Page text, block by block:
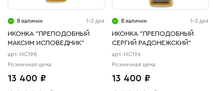
В наличии 1-2 дня
ИКОНКА "ПРЕПОДОБНЫЙ
МАКСИМ ИСПОВЕДНИК"
арт. ИС198
Розничная цена
13 400 ₽
В наличии 1-2 дня
ИКОНКА "ПРЕПОДОБНЫЙ
СЕРГИЙ РАДОНЕЖСКИЙ"
арт. ИС196
Розничная цена
13 400 ₽